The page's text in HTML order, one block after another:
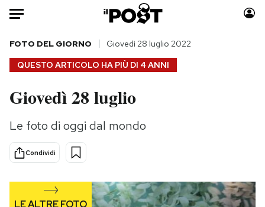
Auto
HOME
Italia
Politica
Tecnologia
Scienza
Cultura
Media
Europa
QUESTO ARTICOLO HA PIÙ DI 4 ANNI
FOTO DEL GIORNO Giovedì 28 luglio 2022
Giovedì 28 luglio
Le foto di oggi dal mondo
Condividi